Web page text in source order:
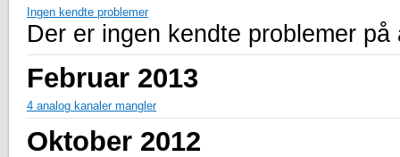
Ingen kendte problemer
Der er ingen kendte problemer
Februar 2013
4 analog kanaler mangler
Oktober 2012